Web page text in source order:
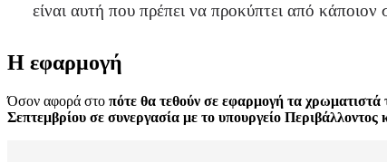
είναι αυτή που πρέπει να προκύπτει από
Η εφαρμογή
Όσον αφορά στο πότε θα τεθούν σε εφαρμογή τα χρωματιστά
Σεπτεμβρίου σε συνεργασία με το υπουργείο Περιβάλλοντος